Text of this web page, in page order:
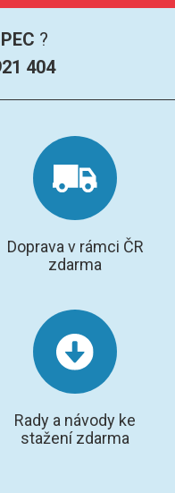
?
404
Doprava v rámci ČR
zdarma
Rady a návody ke
stažení zdarma